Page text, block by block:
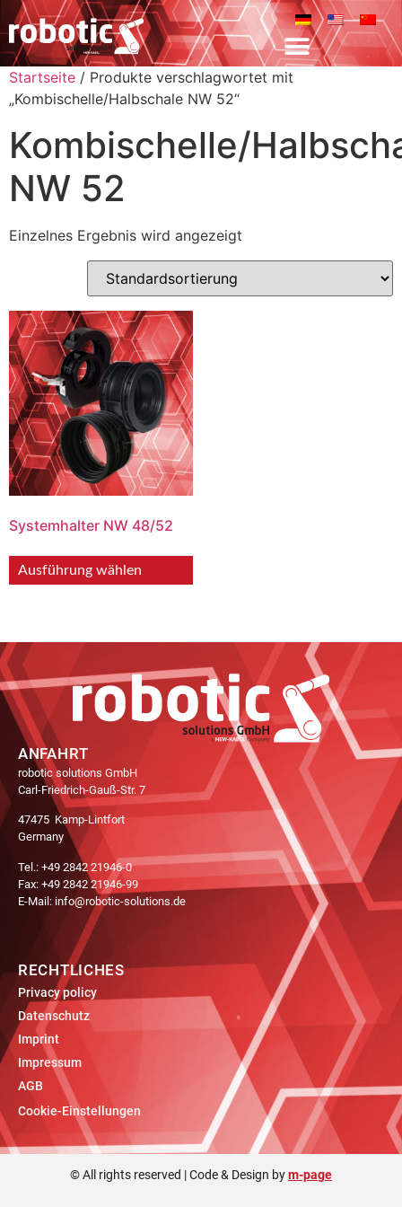
Startseite / Produkte verschlagwortet mit
„Kombischelle/Halbschale NW 52“
Kombischelle/
NW 52
Einzelnes Ergebnis wird angezeigt
Systemhalter NW 48/52
Ausführung wählen
ANFAHRT
robotic solutions GmbH
Carl-Friedrich-Gauß-Str. 7
47475 Kamp-Lintfort
Germany
Tel.: +49 2842 21946-0
Fax: +49 2842 21946-99
E-Mail: info@robotic-solutions.de
RECHTLICHES
Privacy policy
Datenschutz
Imprint
Impressum
AGB
Cookie-Einstellungen
© All rights reserved | Code & Design bym-page